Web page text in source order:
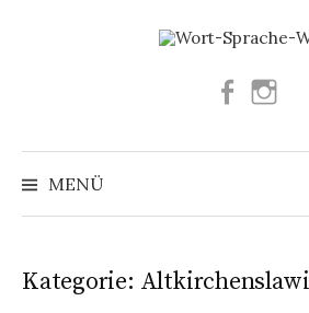
Facebook
MENÜ
Kategorie: